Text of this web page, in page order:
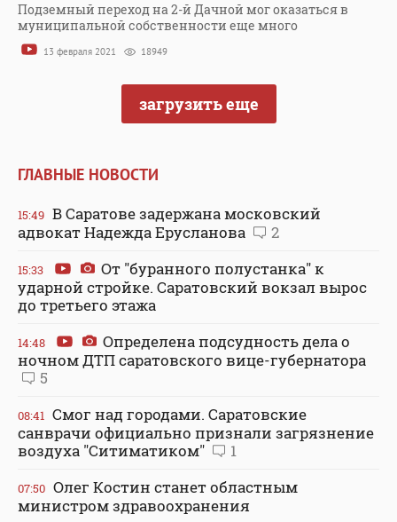
Подземный переход на 2-й Дачной мог оказаться в
муниципальной собственности еще много
13 февраля 2021 18949
загрузить еще
ГЛАВНЫЕ НОВОСТИ
15:49 В Саратове задержана московский
адвокат Надежда Ерусланова
2
15:33
От "буранного полустанка" к
ударной стройке. Саратовский вокзал вырос
до третьего этажа
14:48
Определена подсудность дела о
ночном ДТП саратовского вице-губернатора
5
08:41 Смог над городами. Саратовские
санврачи официально признали загрязнение
воздуха "Ситиматиком"
1
07:50 Олег Костин станет областным
министром здравоохранения